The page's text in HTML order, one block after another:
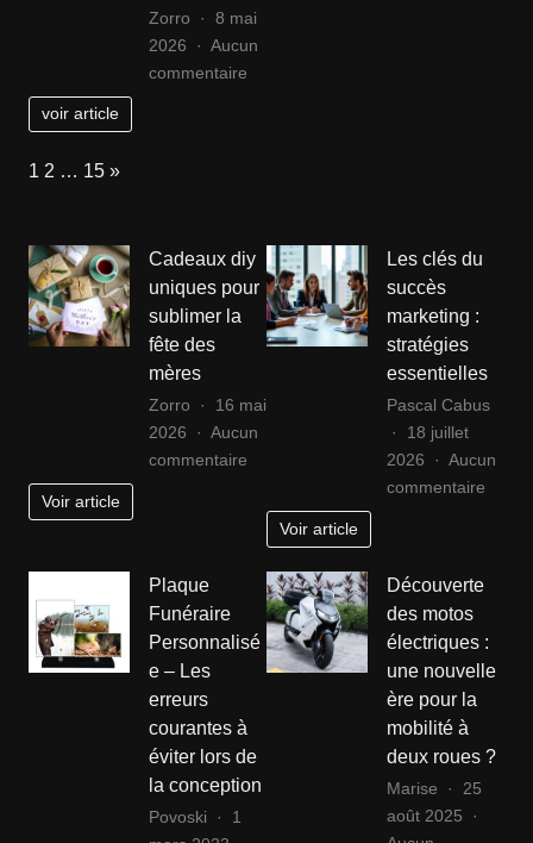
plateau
de
Titanic
Zorro
8 mai
2026
Aucun
commentairesur
vos
chaussures
favorites
disent
vous
voir article
Page:
1 2 … 15 Next
»
Cadeaux diy
uniques pour
sublimer la
fête des
mères
Zorro
16 mai
2026
Aucun
commentairesur
diy
uniques
pour
sublimer
fête
des
Voir article
Les clés du
succès
marketing :
stratégies
essentielles
Pascal Cabus
18 juillet
2026
Aucun
commentaire
:
Voir article
Plaque
Funéraire
Personnalisé
e – Les
erreurs
courantes à
éviter lors de
la conception
Povoski
1
Découverte
des motos
électriques :
une nouvelle
ère pour la
mobilité à
deux roues ?
Marise
25
août 2025